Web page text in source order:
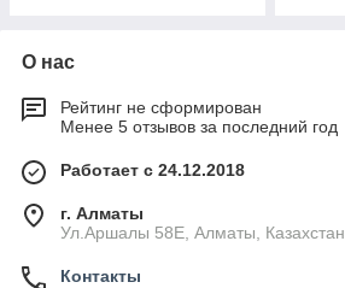
О нас
Рейтинг не сформирован
Менее 5 отзывов за последний год
Работает с 24.12.2018
г. Алматы
Ул.Аршалы 58Е, Алматы, Казахстан
Контакты